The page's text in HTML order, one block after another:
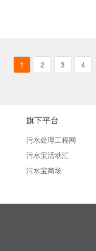
1 2 3 4
旗下平台
污水处理工程网
污水宝活动汇
污水宝商场